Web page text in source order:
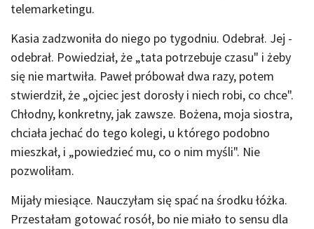
telemarketingu.
Kasia zadzwoniła do niego po tygodniu. Odebrał. Jej -
odebrał. Powiedział, że „tata potrzebuje czasu" i żeby
się nie martwiła. Paweł próbował dwa razy, potem
stwierdził, że „ojciec jest dorosły i niech robi, co chce".
Chłodny, konkretny, jak zawsze. Bożena, moja siostra,
chciała jechać do tego kolegi, u którego podobno
mieszkał, i „powiedzieć mu, co o nim myśli". Nie
pozwoliłam.
Mijały miesiące. Nauczyłam się spać na środku łóżka.
Przestałam gotować rosół, bo nie miało to sensu dla